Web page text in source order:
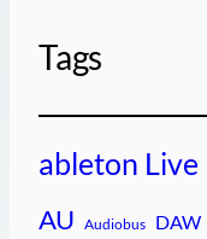
Tags
ableton Live
AU Audiobus DAW